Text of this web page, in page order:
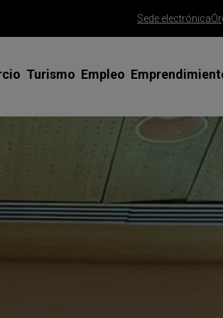
Sede electrónica
y Ferias en el
al Comercio Minorista
Canaria Gourmet
Turismo
Misiones comerciales y ferias
SICTED Calidad Turística
Clúster Turismo Innova Gran
Canaria
Empleo
Emprendedoras
Talento Joven
Talento 45+
Programa FP PYME
Trámite alta
Trámite
limitada